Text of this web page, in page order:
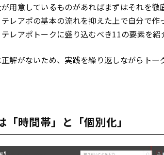
用意しているものがあればまずはそれを徹
レアポの基本の流れを抑えた上で自分で作
レアポトークに盛り込むべき11の要素を紹
解がないため、実践を繰り返しながらトー
「時間帯」と「個別化」